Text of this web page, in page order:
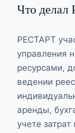
Что
РЕСТАРТ
управления
ресурсами,
ведении
аренды,
учете